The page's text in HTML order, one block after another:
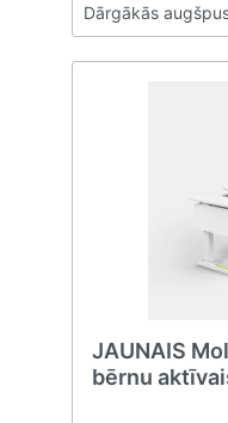
JAUNAIS
bērnu